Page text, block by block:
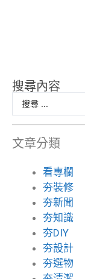
搜尋內容
文章分類
看專欄
夯裝修
夯新聞
夯知識
夯DIY
夯設計
夯選物